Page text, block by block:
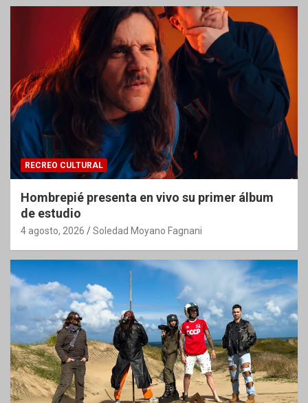
RECREO CULTURAL
Hombrepié presenta en vivo su primer álbum
de estudio
4 agosto, 2026 Soledad Moyano Fagnani